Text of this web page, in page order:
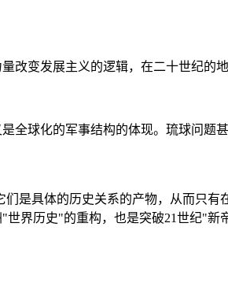
改变发展主义的逻辑，在二十世纪的
全球化的军事结构的体现。琉球问题
是具体的历史关系的产物，从而只有
界历史"的重构，也是突破21世纪"新